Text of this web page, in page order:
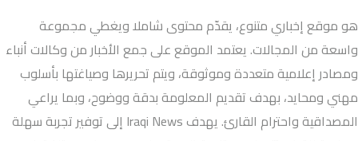
هو موقع إخباري متنوع، يقدّم محتوى شاملا ويغطي مجموعة
واسعة من المجالات. يعتمد الموقع على جمع الأخبار من وكالات أنباء
ومصادر إعلامية متعددة وموثوقة، ويتم تحريرها وصياغتها بأسلوب
مهني ومحايد، بهدف تقديم المعلومة بدقة ووضوح، وبما يراعي
المصداقية واحترام القارئ. يهدف Iraqi News إلى توفير تجربة سهلة